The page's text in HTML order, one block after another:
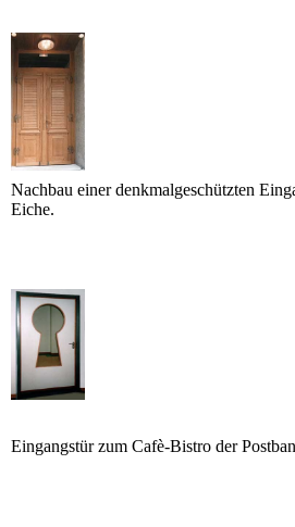
Nachbau einer denkmalgeschützten
Eiche.
Eingangstür zum Cafè-Bistro der